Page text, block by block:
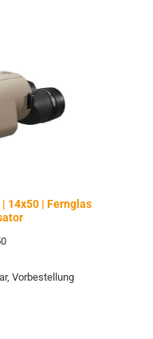
| 14x50 | Fernglas
Vorbestellung